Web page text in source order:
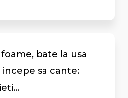
bate la usa
incepe sa cante: